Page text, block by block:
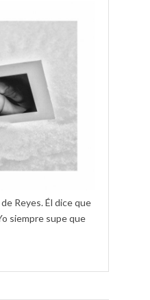
Reyes. Él dice que
siempre supe que